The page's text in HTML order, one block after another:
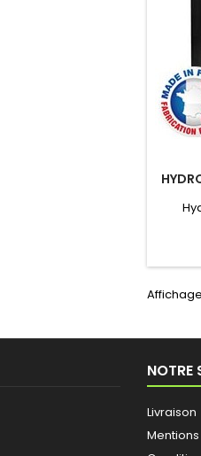
NOTRE
Livraison